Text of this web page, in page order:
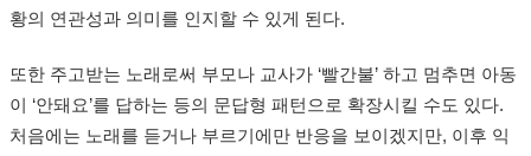
황의 연관성과 의미를 인지할 수 있게 된다.
또한 주고받는 노래로써 부모나 교사가 ‘빨간불’ 하고 멈추면 아동
이 ‘안돼요’를 답하는 등의 문답형 패턴으로 확장시킬 수도 있다.
처음에는 노래를 듣거나 부르기에만 반응을 보이겠지만, 이후 익